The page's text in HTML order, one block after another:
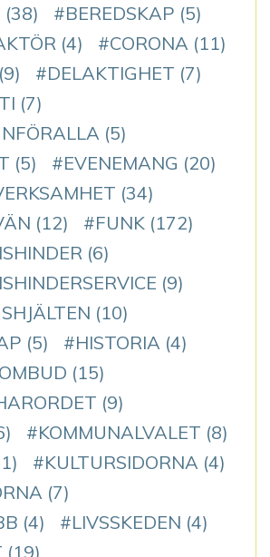
(38) BEREDSKAP (5)
(4) CORONA (11)
(9) DELAKTIGHET (7)
(7)
(5)
(5) EVENEMANG (20)
(34)
(12) FUNK (172)
(6)
(9)
(10)
(5) HISTORIA (4)
(15)
(9)
KOMMUNALVALET (8)
KULTURSIDORNA (4)
(7)
(4) LIVSSKEDEN (4)
(19)